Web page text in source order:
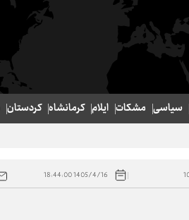
سیاسی مشکات ایلام کرمانشاه کردستان
1405/4/16 18:44:00